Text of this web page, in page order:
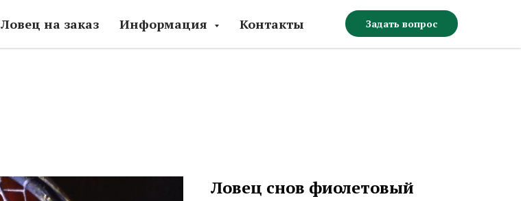
Ловец на заказ Информация Контакты Задать вопрос
Ловец снов фиолетовый